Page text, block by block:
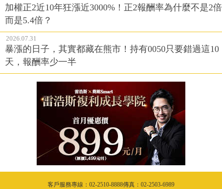
加權正2近10年狂漲近3000%！正2報酬率為什麼不是2倍
而是5.4倍？
2026.07.31
暴漲的日子，其實都藏在熊市！持有0050只要錯過這10
天，報酬率少一半
客戶服務專線：02-2510-8888傳真：02-2503-6989